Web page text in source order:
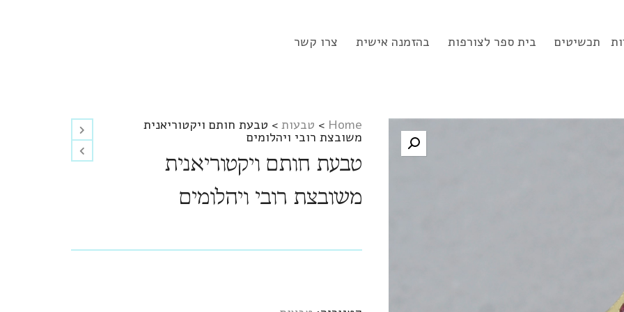
תכשיטים בית ספר לצורפות בהזמנה אישית צרו קשר
Home
> טבעות > טבעת חותם ויקטוריאנית
משובצת רובי ויהלומים
טבעת חותם ויקטוריאנית
משובצת רובי ויהלומים